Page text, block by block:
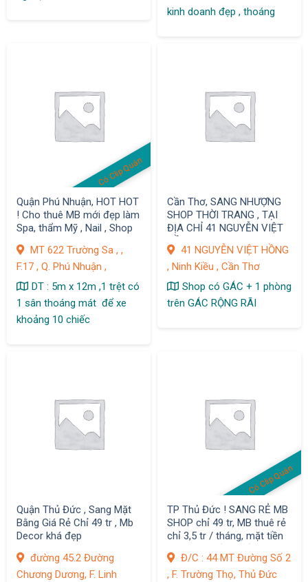
kinh doanh đẹp , thoáng
Có Clip Quán
Quận Phú Nhuận, HOT HOT
! Cho thuê MB mới đẹp làm
Spa, thẩm Mỹ , Nail , Shop
MT 622 Trường Sa , ,
F.17 , Q. Phú Nhuận ,
DT : 5m x 12m ,1 trệt có
1 sân thoáng mát để xe
khoảng 10 chiếc
Cần Thơ, SANG NHƯỢNG
SHOP THỜI TRANG , TẠI
ĐỊA CHỈ 41 NGUYỄN VIỆT
41 NGUYỄN VIỆT HỒNG
, Ninh Kiều , Cần Thơ
Shop có GÁC + 1 phòng
trên GÁC RỘNG RÃI
Quận Thủ Đức , Sang Mặt
Bằng Giá Rẻ Chỉ 49 tr , Mb
Decor khá đẹp
đường 45.2 Đường
Chương Dương, F. Linh
Có Clip Quán
TP Thủ Đức ! SANG RẺ MB
SHOP chỉ 49 tr, MB thuê rẻ
chỉ 3,5 tr / tháng, mặt tiền
đẹp chốt nhanh
Đ/C : 44 MT Đường Số 2
, F. Trường Thọ, Thủ Đức